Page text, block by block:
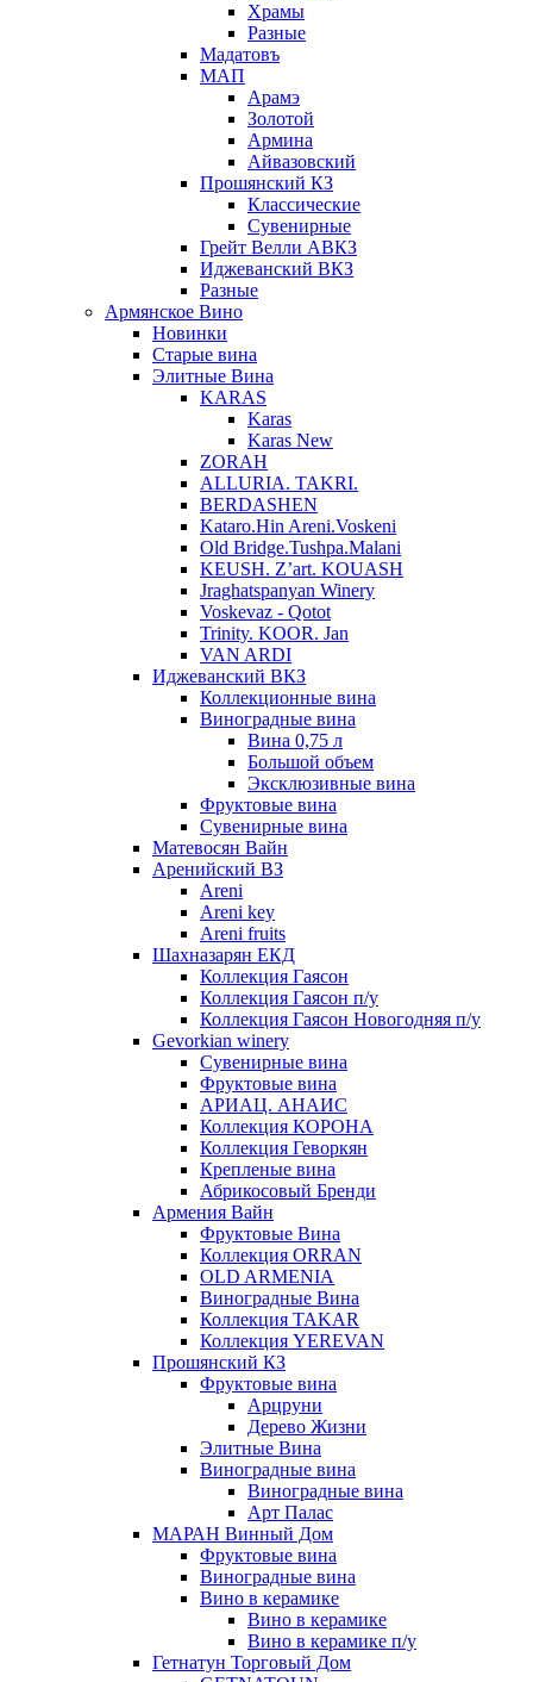
Храмы
Разные
Мадатовъ
МАП
Арамэ
Золотой
Армина
Айвазовский
Прошянский КЗ
Классические
Сувенирные
Грейт Велли АВКЗ
Иджеванский ВКЗ
Разные
Армянское Вино
Новинки
Старые вина
Элитные Вина
KARAS
Karas
Karas New
ZORAH
ALLURIA. TAKRI.
BERDASHEN
Kataro.Hin Areni.Voskeni
Old Bridge.Tushpa.Malani
KEUSH. Z’art. KOUASH
Jraghatspanyan Winery
Voskevaz - Qotot
Trinity. KOOR. Jan
VAN ARDI
Иджеванский ВКЗ
Коллекционные вина
Виноградные вина
Вина 0,75 л
Большой объем
Эксклюзивные вина
Фруктовые вина
Cувенирные вина
Матевосян Вайн
Аренийский ВЗ
Areni
Areni key
Areni fruits
Шахназарян ЕКД
Коллекция Гаясон
Коллекция Гаясон п/у
Коллекция Гаясон Новогодняя п/у
Gevorkian winery
Сувенирные вина
Фруктовые вина
АРИАЦ. АНАИС
Коллекция КОРОНА
Коллекция Геворкян
Крепленые вина
Абрикосовый Бренди
Армения Вайн
Фруктовые Вина
Коллекция ORRAN
OLD ARMENIA
Виноградные Вина
Коллекция TAKAR
Коллекция YEREVAN
Прошянский КЗ
Фруктовые вина
Арцруни
Дерево Жизни
Элитные Вина
Виноградные вина
Виноградные вина
Арт Палас
МАРАН Винный Дом
Фруктовые вина
Виноградные вина
Вино в керамике
Вино в керамике
Вино в керамике п/у
Гетнатун Торговый Дом